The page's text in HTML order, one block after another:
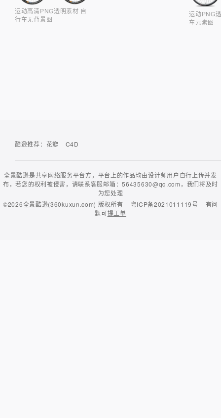
运动高清PNG透明素材 自
行车无背景图
运动PNG
车元素图
酷逊推荐： 花瓣 C4D
全景酷逊是共享网络服务平台方，平台上的作品均由设计师用户自行上传并发
布，若您的权利被侵害，请联系客服邮箱：56435630@qq.com，我们将及时
为您处理
©2026全景酷逊(360kuxun.com) 版权所有 粤ICP备2021011119号
有问
题可提工单